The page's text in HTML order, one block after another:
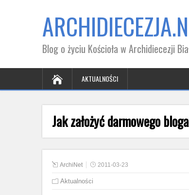
Blog o życiu Kościoła w Archidiecezji
AKTUALNOŚCI
Jak założyć darmowego
ArchiNet 2011-03-23
Aktualności